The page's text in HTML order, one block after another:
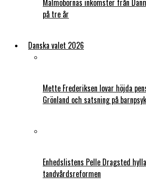
på tre år
Danska valet 2026
Mette Frederiksen lovar höjda
Grönland och satsning på
Enhedslistens Pelle Dragsted
tandvårdsreformen